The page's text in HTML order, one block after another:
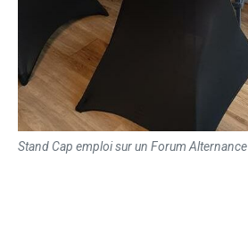
Stand Cap emploi sur un Forum Alternance